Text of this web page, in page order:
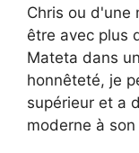
Chris ou d'une
être avec plus
Mateta dans
honnêteté, je
supérieur et a
moderne à